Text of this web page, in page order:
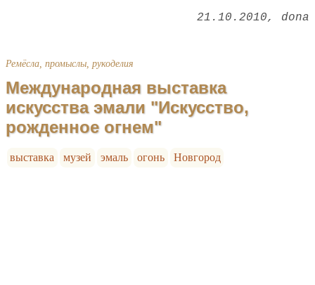
21.10.2010 dona
Ремёсла, промыслы, рукоделия
Международная выставка
искусства эмали "Искусство,
рожденное огнем"
выставка музей эмаль огонь Новгород